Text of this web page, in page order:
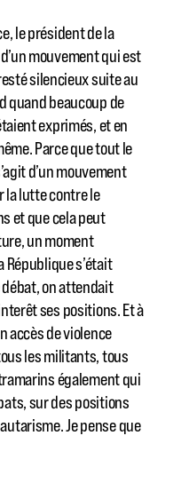
le président de la
mouvement qui est
silencieux suite au
quand beaucoup de
exprimés, et en
Parce que tout le
d’un mouvement
la lutte contre le
et que cela peut
un moment
s’était
on attendait
ses positions. Et à
accès de violence
les militants, tous
également qui
sur des positions
Je pense que